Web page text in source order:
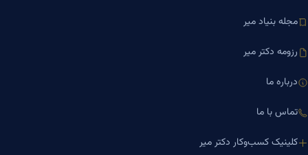
مجله بنیاد میر
رزومه دکتر میر
درباره ما
تماس با ما
کلینیک کسب‌وکار دکتر میر